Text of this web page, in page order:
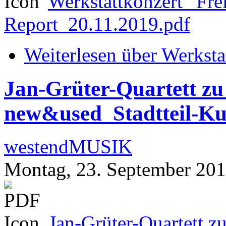
Report_20.11.2019.pdf
Weiterlesen über
Jan-Grüter-Quartett
new&used_Stadtteil-
westendMUSIK
Montag, 23. September